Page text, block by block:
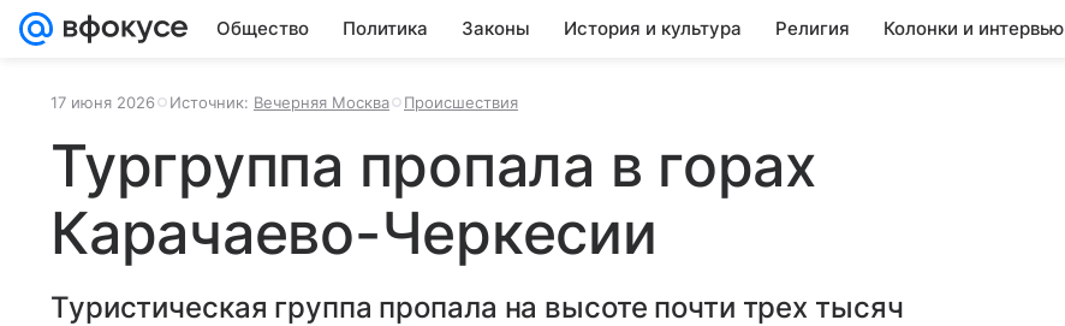
Общество Политика Законы История и культура Религия Колонки и интервью
17 июня 2026 Источник: Вечерняя Москва Происшествия
Тургруппа пропала в горах
Карачаево-Черкесии
Туристическая группа пропала на высоте почти трех тысяч